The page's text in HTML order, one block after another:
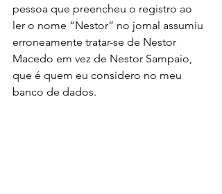
pessoa que preencheu o registro ao
ler o nome “Nestor” no jornal assumiu
erroneamente tratar-se de Nestor
Macedo em vez de Nestor Sampaio,
que é quem eu considero no meu
banco de dados.